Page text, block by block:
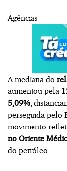
Agências
A mediana do
aumentou pela
5,09% ,
perseguida pelo
movimento
no Oriente
do petróleo.